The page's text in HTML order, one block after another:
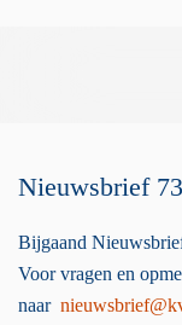
Nieuwsbrief 73
Bijgaand
Voor vragen en
naar